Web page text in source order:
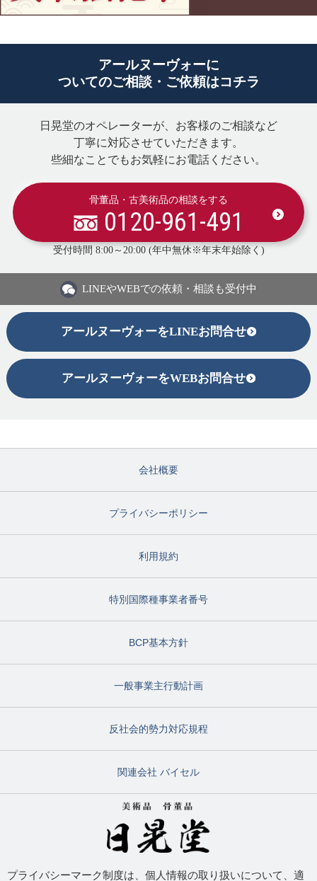
アールヌーヴォーに
ついてのご相談・ご依頼はコチラ
日晃堂のオペレーターが、お客様のご相談など
丁寧に対応させていただきます。
些細なことでもお気軽にお電話ください。
骨董品・古美術品の相談をする
0120-961-491
受付時間 8:00～20:00 (年中無休※年末年始除く)
LINEやWEBでの依頼・相談も受付中
アールヌーヴォーをLINEお問合せ
アールヌーヴォーをWEBお問合せ
会社概要
プライバシーポリシー
利用規約
特別国際種事業者番号
BCP基本方針
一般事業主行動計画
反社会的勢力対応規程
関連会社 バイセル
プライバシーマーク制度は、個人情報の取り扱いについて、適